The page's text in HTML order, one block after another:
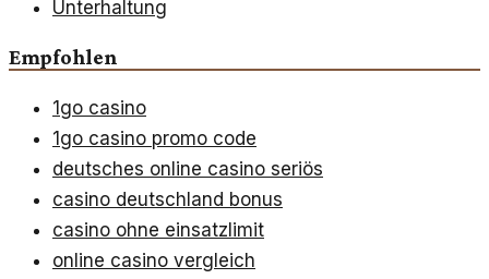
Unterhaltung
Empfohlen
1go casino
1go casino promo code
deutsches online casino seriös
casino deutschland bonus
casino ohne einsatzlimit
online casino vergleich